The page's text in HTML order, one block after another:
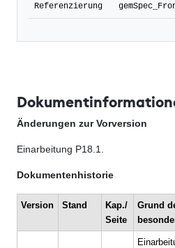
Referenzierung
Änderungen zur Vorversion
Einarbeitung P18.1.
Dokumentenhistorie
Version Stand
Kap./
Seite
Grund